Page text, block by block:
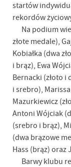
startów
rekordów
Na podium
złote medale),
Kobiałka (dwa
i brąz), Ewa
Bernacki (złoto i
i srebro),
Mazurkiewicz
Antoni Wójciak
(srebro i brąz),
(dwa brązowe
Hass (brąz) oraz
Barwy klubu